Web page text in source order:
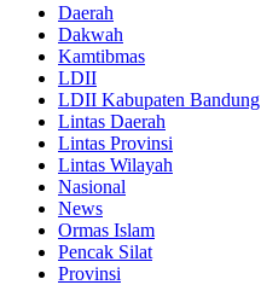
Daerah
Dakwah
Kamtibmas
LDII
LDII Kabupaten Bandung
Lintas Daerah
Lintas Provinsi
Lintas Wilayah
Nasional
News
Ormas Islam
Pencak Silat
Provinsi